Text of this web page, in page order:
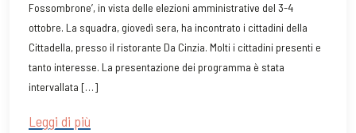
Fossombrone’, in vista delle elezioni amministrative del 3-4
ottobre. La squadra, giovedì sera, ha incontrato i cittadini della
Cittadella, presso il ristorante Da Cinzia. Molti i cittadini presenti e
tanto interesse. La presentazione dei programma è stata
intervallata […]
Leggi di più